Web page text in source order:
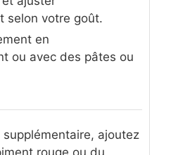
selon votre goût.
en
ou avec des pâtes ou
ajoutez